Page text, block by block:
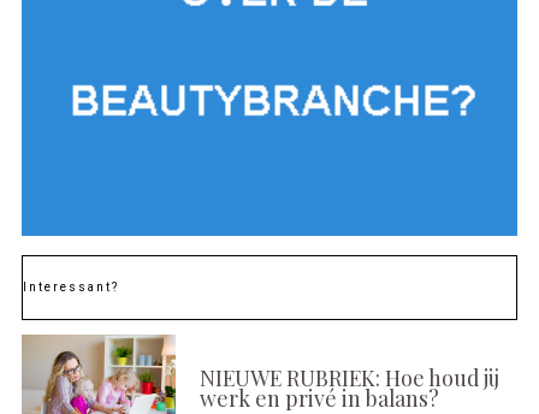
Interessant?
NIEUWE RUBRIEK: Hoe houd jij
werk en privé in balans?